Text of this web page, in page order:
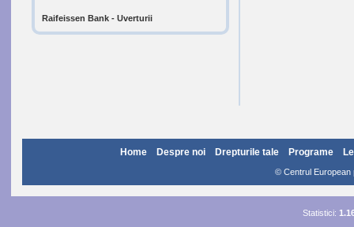
Raifeissen Bank - Uverturii
Home Despre noi Drepturile tale Programe
© Centrul European
Statistici: